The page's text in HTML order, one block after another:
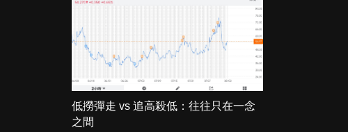
低撈彈走 vs 追高殺低：往往只在一念
之間